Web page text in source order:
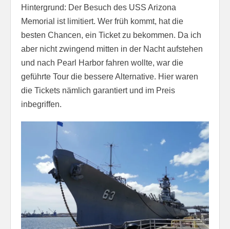
Hintergrund: Der Besuch des USS Arizona
Memorial ist limitiert. Wer früh kommt, hat die
besten Chancen, ein Ticket zu bekommen. Da ich
aber nicht zwingend mitten in der Nacht aufstehen
und nach Pearl Harbor fahren wollte, war die
geführte Tour die bessere Alternative. Hier waren
die Tickets nämlich garantiert und im Preis
inbegriffen.